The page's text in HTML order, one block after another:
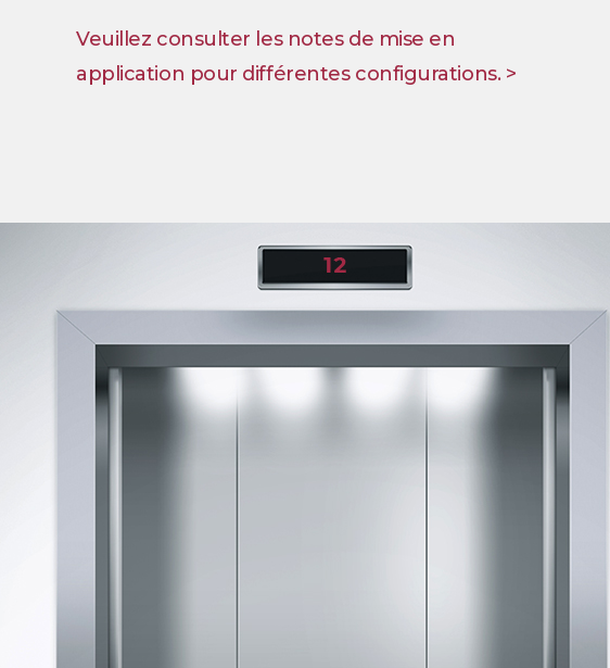
Veuillez consulter les notes de mise en
application pour différentes configurations. >